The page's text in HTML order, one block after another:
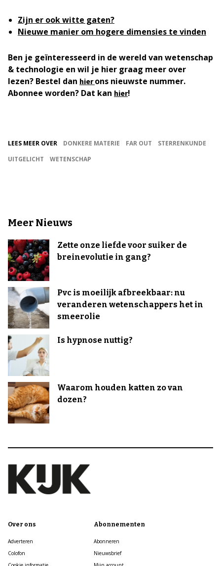
Zijn er ook witte gaten?
Nieuwe manier om hogere dimensies te vinden
Ben je geïnteresseerd in de wereld van wetenschap
& technologie en wil je hier graag meer over
lezen? Bestel dan hierons nieuwste nummer.
Abonnee worden? Dat kan hier!
LEES MEER OVER DONKERE MATERIE FAR OUT
STERRENKUNDE
UITGELICHT
WETENSCHAP
Meer Nieuws
Zette onze liefde voor suiker de
breinevolutie in gang?
Pvc is moeilijk afbreekbaar: nu
veranderen wetenschappers het in
smeerolie
Is hypnose nuttig?
Waarom houden katten zo van
dozen?
Over ons
Adverteren
Colofon
Abonnementen
Abonneren
Nieuwsbrief